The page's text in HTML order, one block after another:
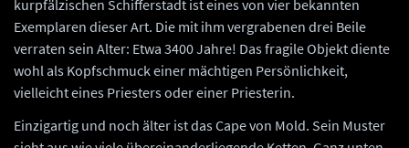
kurpfälzischen Schifferstadt ist eines von vier bekannten
Exemplaren dieser Art. Die mit ihm vergrabenen drei Beile
verraten sein Alter: Etwa 3400 Jahre! Das fragile Objekt diente
wohl als Kopfschmuck einer mächtigen Persönlichkeit,
vielleicht eines Priesters oder einer Priesterin.
Einzigartig und noch älter ist das Cape von Mold. Sein Muster